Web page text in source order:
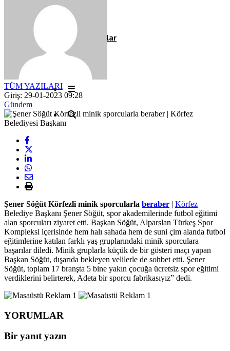
Röportaj
Resmi İlanlar
TÜM YAZILARI
Giriş: 29-01-2023 09:28
Gündem
Şener Söğüt Körfezli minik sporcularla beraber | Körfez
Belediye Başkanı Şener Söğüt, spor akademilerinde futbol eğitimi
alan sporcuları ziyaret etti. Başkan Söğüt, Alparslan Türkeş Spor
Kompleksi içerisinde hem halı sahada hem de suni çim alanda futbol
eğitimlerine katılan farklı yaş gruplarındaki minik sporculara
başarılar diledi. Minik gruplarla küçük de bir gösteri maçı yapan
Başkan Söğüt, dışarıda bekleyen velilerle de sohbet etti. Şener
Söğüt, toplam 17 branşta 5 bine yakın çocuğa ücretsiz spor eğitimi
verdiklerini belirterek, Adeta bir sporcu fabrikasıyız” dedi.
YORUMLAR
Bir yanıt yazın